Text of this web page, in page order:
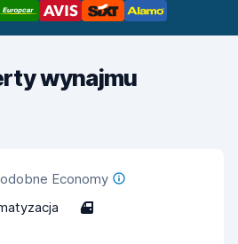
wynajmu
Economy
4